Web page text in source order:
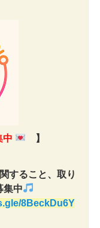
中 】
すること、取り
集中
8BeckDu6Y